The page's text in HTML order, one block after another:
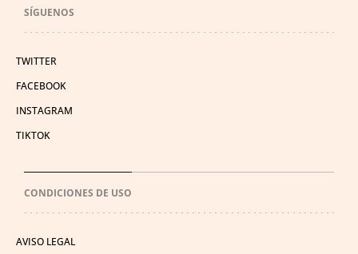
SÍGUENOS
TWITTER
FACEBOOK
INSTAGRAM
TIKTOK
CONDICIONES DE USO
AVISO LEGAL